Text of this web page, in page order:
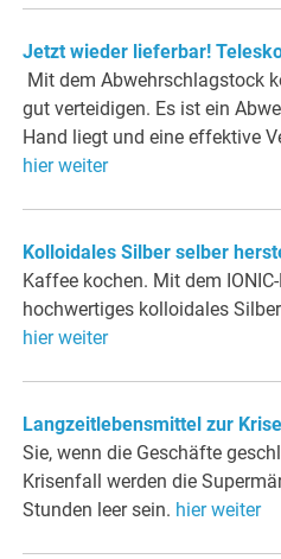
Jetzt wieder lieferbar!
Mit dem Abwehrschlagstock
gut verteidigen. Es ist ein
Hand liegt und eine effektive
hier weiter
Kolloidales Silber selber
Kaffee kochen. Mit dem
hochwertiges kolloidales
hier weiter
Langzeitlebensmittel zur
Sie, wenn die Geschäfte
Krisenfall werden die
Stunden leer sein. hier weiter